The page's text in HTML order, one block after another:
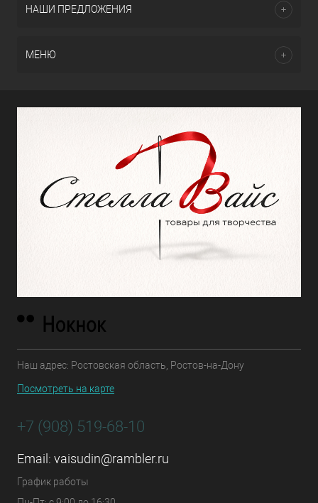
НАШИ ПРЕДЛОЖЕНИЯ
МЕНЮ
Наш адрес: Ростовская область, Ростов-на-Дону
Посмотреть на карте
+7 (908) 519-68-10
Email: vaisudin@rambler.ru
График работы